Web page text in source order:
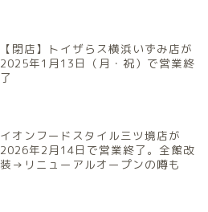
【閉店】トイザらス横浜いずみ店が
2025年1月13日（月・祝）で営業終
了
イオンフードスタイル三ツ境店が
2026年2月14日で営業終了。全館改
装→リニューアルオープンの噂も